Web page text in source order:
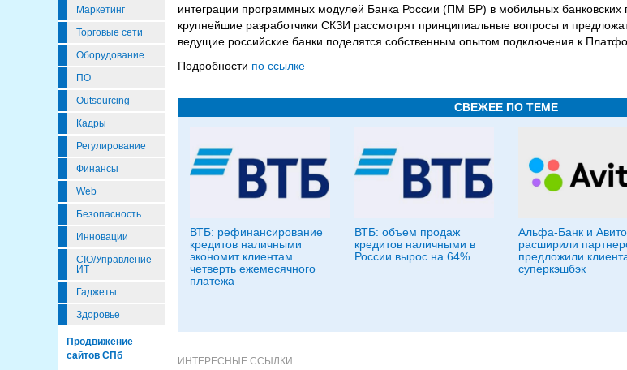
Маркетинг
Торговые сети
Оборудование
ПО
Outsourcing
Кадры
Регулирование
Финансы
Web
Безопасность
Инновации
CIO/Управление
ИТ
Гаджеты
Здоровье
Продвижение
сайтов СПб
интеграции программных модулей Банка России (ПМ БР) в мобильных банковских
крупнейшие разработчики СКЗИ рассмотрят принципиальные вопросы и
ведущие российские банки поделятся собственным опытом подключения к
Подробности по ссылке
СВЕЖЕЕ ПО ТЕМЕ
ВТБ: рефинансирование
кредитов наличными
экономит клиентам
четверть ежемесячного
платежа
ВТБ: объем продаж
кредитов наличными в
России вырос на 64%
Альфа-Банк и Авито
расширили
предложили
суперкэшбэк
ИНТЕРЕСНЫЕ ССЫЛКИ